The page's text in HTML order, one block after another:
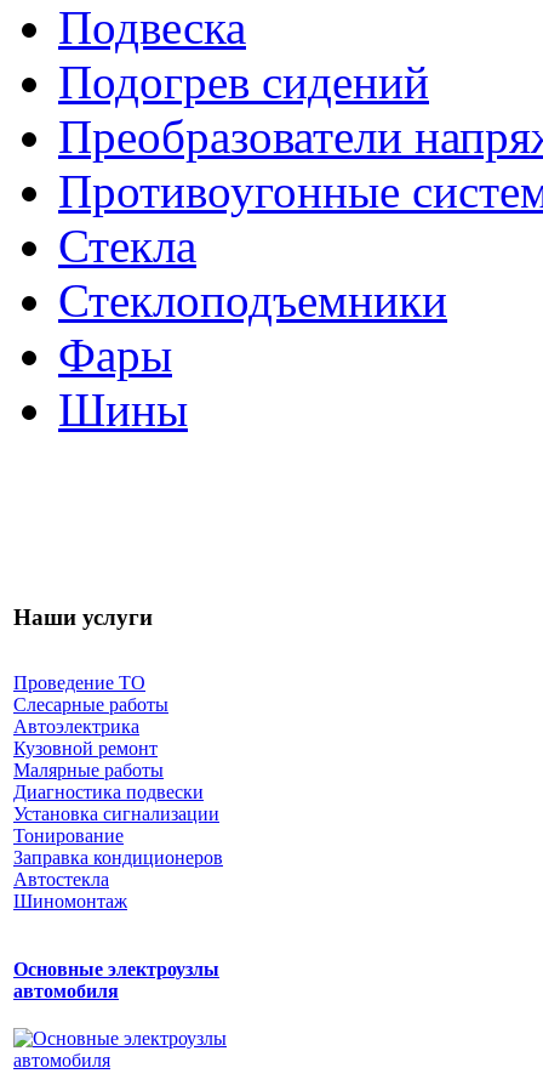
Подвеска
Подогрев сидений
Преобразователи
Противоугонные
Стекла
Стеклоподъемники
Фары
Шины
Наши услуги
Проведение ТО
Слесарные работы
Автоэлектрика
Кузовной ремонт
Малярные работы
Диагностика подвески
Установка сигнализации
Тонирование
Заправка кондиционеров
Автостекла
Шиномонтаж
Основные электроузлы
автомобиля